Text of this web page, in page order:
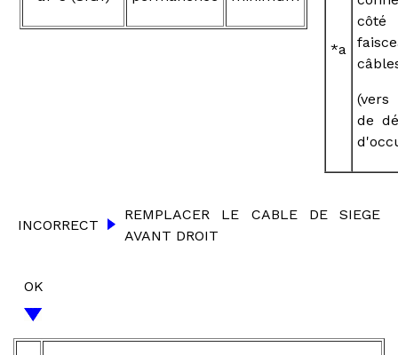
*a
côté
de
INCORRECT
REMPLACER LE CABLE DE SIEGE
AVANT DROIT
OK